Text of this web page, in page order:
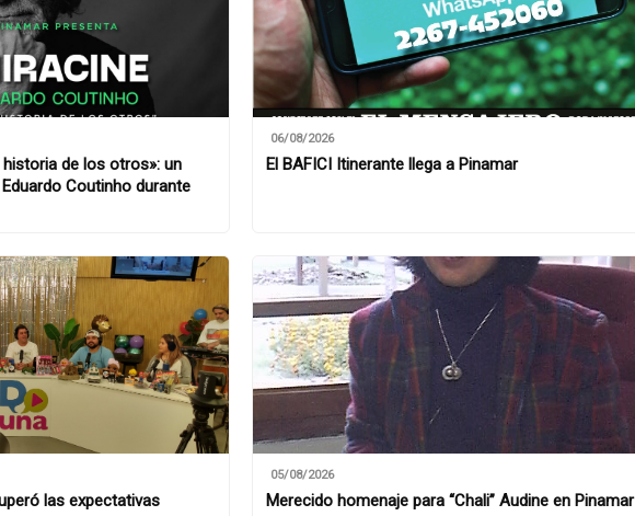
historia de los otros»: un
Coutinho durante
06/08/2026
El BAFICI Itinerante llega a Pinamar
las expectativas
05/08/2026
Merecido homenaje para “Chali” Audine en Pinamar